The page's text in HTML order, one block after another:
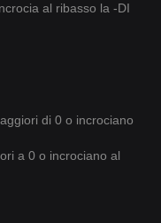
al ribasso la -DI
di 0 o incrociano
a 0 o incrociano al